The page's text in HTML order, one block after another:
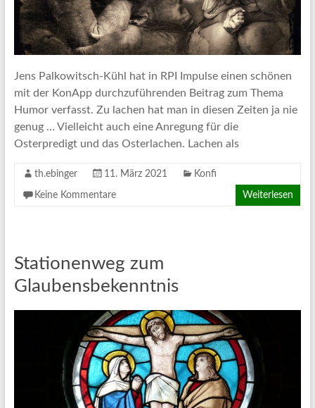
Jens Palkowitsch-Kühl hat in RPI Impulse einen schönen
mit der KonApp durchzuführenden Beitrag zum Thema
Humor verfasst. Zu lachen hat man in diesen Zeiten ja nie
genug … Vielleicht auch eine Anregung für die
Osterpredigt und das Osterlachen. Lachen als
th.ebinger 11. März 2021 Konfi
Keine Kommentare Weiterlesen
Stationenweg zum
Glaubensbekenntnis